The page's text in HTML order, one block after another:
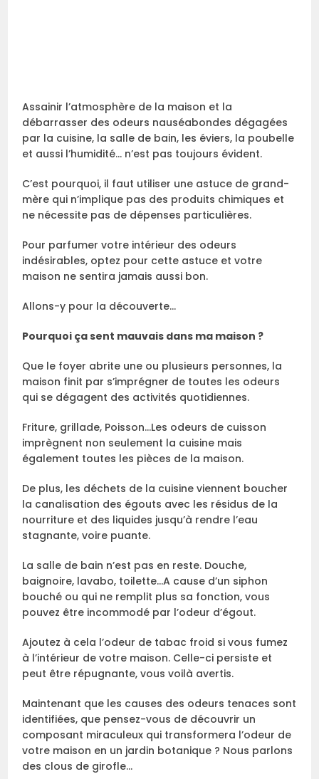
Assainir l’atmosphère de la maison et la
débarrasser des odeurs nauséabondes dégagées
par la cuisine, la salle de bain, les éviers, la poubelle
et aussi l’humidité… n’est pas toujours évident.
C’est pourquoi, il faut utiliser une astuce de grand-
mère qui n’implique pas des produits chimiques et
ne nécessite pas de dépenses particulières.
Pour parfumer votre intérieur des odeurs
indésirables, optez pour cette astuce et votre
maison ne sentira jamais aussi bon.
Allons-y pour la découverte…
Pourquoi ça sent mauvais dans ma maison ?
Que le foyer abrite une ou plusieurs personnes, la
maison finit par s’imprégner de toutes les odeurs
qui se dégagent des activités quotidiennes.
Friture, grillade, Poisson…Les odeurs de cuisson
imprègnent non seulement la cuisine mais
également toutes les pièces de la maison.
De plus, les déchets de la cuisine viennent boucher
la canalisation des égouts avec les résidus de la
nourriture et des liquides jusqu’à rendre l’eau
stagnante, voire puante.
La salle de bain n’est pas en reste. Douche,
baignoire, lavabo, toilette…A cause d’un siphon
bouché ou qui ne remplit plus sa fonction, vous
pouvez être incommodé par l’odeur d’égout.
Ajoutez à cela l’odeur de tabac froid si vous fumez
à l’intérieur de votre maison. Celle-ci persiste et
peut être répugnante, vous voilà avertis.
Maintenant que les causes des odeurs tenaces sont
identifiées, que pensez-vous de découvrir un
composant miraculeux qui transformera l’odeur de
votre maison en un jardin botanique ? Nous parlons
des clous de girofle…